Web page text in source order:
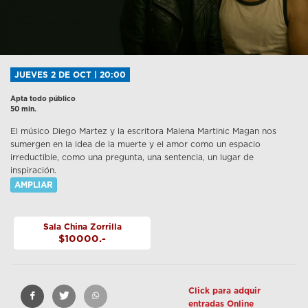
JUEVES 2 DE OCT | 20:00
Apta todo público
50 min.
El músico Diego Martez y la escritora Malena Martinic Magan nos
sumergen en la idea de la muerte y el amor como un espacio
irreductible, como una pregunta, una sentencia, un lugar de
inspiración.
AMPLIAR
Sala China Zorrilla
$10000.-
Click para adquir
entradas Online